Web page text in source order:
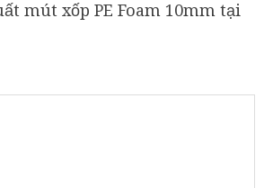
mút xốp PE Foam 10mm tại